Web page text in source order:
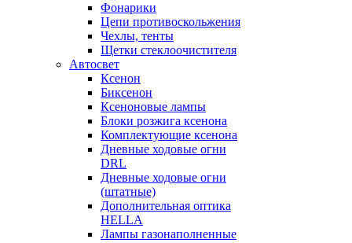
Фонарики
Цепи противоскольжения
Чехлы, тенты
Щетки стеклоочистителя
Автосвет
Ксенон
Биксенон
Ксеноновые лампы
Блоки розжига ксенона
Комплектующие ксенона
Дневные ходовые огни
DRL
Дневные ходовые огни
(штатные)
Дополнительная оптика
HELLA
Лампы газонаполненные